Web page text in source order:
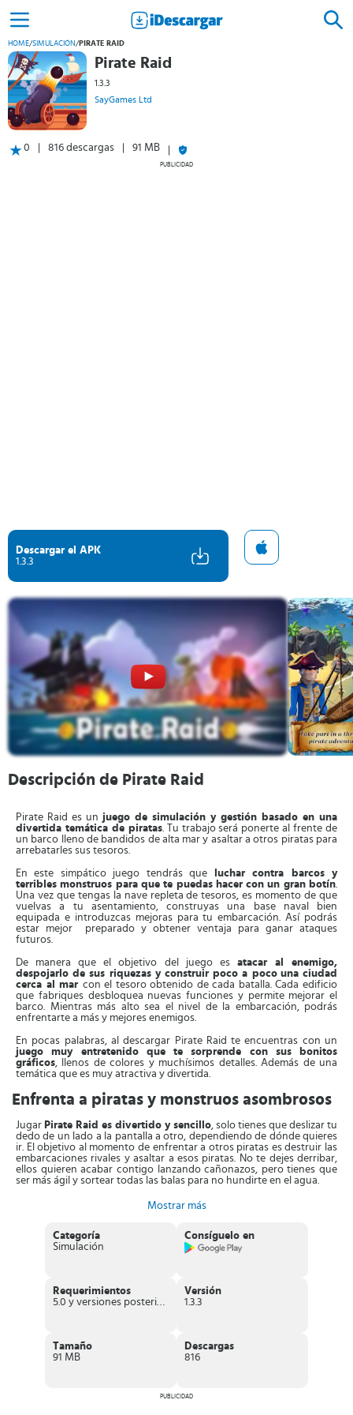
HOME/SIMULACIÓN/ PIRATE RAID
Pirate Raid
1.3.3
SayGames Ltd
0 816 descargas 91 MB
PUBLICIDAD
Descargar el APK
1.3.3
Descripción de Pirate Raid
Pirate Raid es un juego de simulación y gestión basado en una
divertida temática de piratas. Tu trabajo será ponerte al frente de
un barco lleno de bandidos de alta mar y asaltar a otros piratas para
arrebatarles sus tesoros.
En este simpático juego tendrás que
luchar contra barcos y
terribles monstruos para que te puedas hacer con un gran botín.
Una vez que tengas la nave repleta de tesoros, es momento de que
vuelvas a tu asentamiento, construyas una base naval bien
equipada e introduzcas mejoras para tu embarcación. Así podrás
estar mejor preparado y obtener ventaja para ganar ataques
futuros.
De manera que el objetivo del juego es atacar al enemigo,
despojarlo de sus riquezas y construir poco a poco una ciudad
cerca al mar con el tesoro obtenido de cada batalla. Cada edificio
que fabriques desbloquea nuevas funciones y permite mejorar el
barco. Mientras más alto sea el nivel de la embarcación, podrás
enfrentarte a más y mejores enemigos.
En pocas palabras, al descargar Pirate Raid te encuentras con un
juego muy entretenido que te sorprende con sus bonitos
gráficos, llenos de colores y muchísimos detalles. Además de una
temática que es muy atractiva y divertida.
Enfrenta a piratas y monstruos asombrosos
Jugar Pirate Raid es divertido y sencillo, solo tienes que deslizar tu
dedo de un lado a la pantalla a otro, dependiendo de dónde quieres
ir. El objetivo al momento de enfrentar a otros piratas es destruir las
embarcaciones rivales y asaltar a esos piratas. No te dejes derribar,
ellos quieren acabar contigo lanzando cañonazos, pero tienes que
ser más ágil y sortear todas las balas para no hundirte en el agua.
Por otro lado, al momento de derribar al enemigo, puedes
permite desbloquear mejoras para ampliar y potenciar tu barco.
se transformará en el más temido de todos los mares
enfrentarás numerosos retos, tales como
misteriosen los que debes tomar decisiones sabias.
Mostrar más
Categoría
Simulación
Consíguelo en
Requerimientos
5.0 y versiones posteriores
Versión
1.3.3
Tamaño
91 MB
Descargas
816
PUBLICIDAD